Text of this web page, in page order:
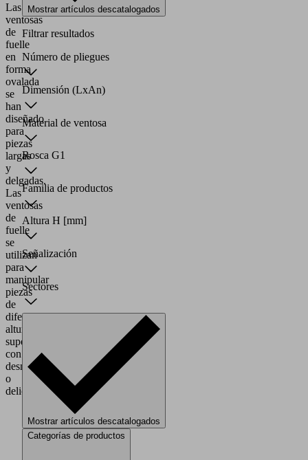
Las
ventosas
de
fuelle
en
forma
ovalada
se
han
diseñado
para
piezas
largas
y
delgadas.
Las
ventosas
de
fuelle
se
utilizan
para
manipular
piezas
de
diferentes
alturas,
superficies
con
desniveles
o
delicadas.
Mostrar artículos descatalogados
Filtrar resultados
Número de pliegues
Dimensión (LxAn)
Material de ventosa
Rosca G1
Familia de productos
Altura H [mm]
Señalización
Sectores
Mostrar artículos descatalogados
Categorías de productos